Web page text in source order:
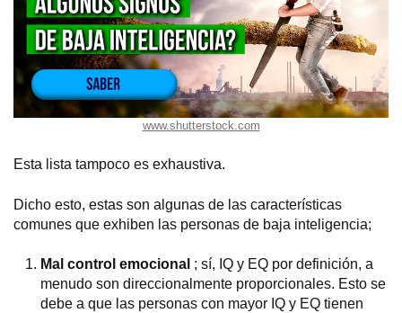
www.shutterstock.com
Esta lista tampoco es exhaustiva.
Dicho esto, estas son algunas de las características
comunes que exhiben las personas de baja inteligencia;
Mal control emocional ; sí, IQ y EQ por definición, a
menudo son direccionalmente proporcionales. Esto se
debe a que las personas con mayor IQ y EQ tienen